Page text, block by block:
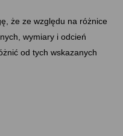
że ze względu na różnice
wymiary i odcień
od tych wskazanych